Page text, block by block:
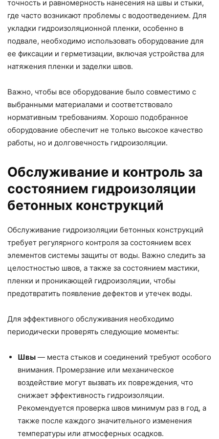
точность и равномерность нанесения на швы и стыки,
где часто возникают проблемы с водоотведением. Для
укладки гидроизоляционной пленки, особенно в
подвале, необходимо использовать оборудование для
ее фиксации и герметизации, включая устройства для
натяжения пленки и заделки швов.
Важно, чтобы все оборудование было совместимо с
выбранными материалами и соответствовало
нормативным требованиям. Хорошо подобранное
оборудование обеспечит не только высокое качество
работы, но и долговечность гидроизоляции.
Обслуживание и контроль за
состоянием гидроизоляции
бетонных конструкций
Обслуживание гидроизоляции бетонных конструкций
требует регулярного контроля за состоянием всех
элементов системы защиты от воды. Важно следить за
целостностью швов, а также за состоянием мастики,
пленки и проникающей гидроизоляции, чтобы
предотвратить появление дефектов и утечек воды.
Для эффективного обслуживания необходимо
периодически проверять следующие моменты:
Швы — места стыков и соединений требуют особого
внимания. Промерзание или механическое
воздействие могут вызвать их повреждения, что
снижает эффективность гидроизоляции.
Рекомендуется проверка швов минимум раз в год, а
также после каждого значительного изменения
температуры или атмосферных осадков.